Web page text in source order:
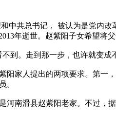
中共总书记， 被认为是党内
年逝世。赵紫阳子女希望将
。走到那一步，也许就变成
人提出的两项要求。第一
。
南滑县赵紫阳老家。不过，据